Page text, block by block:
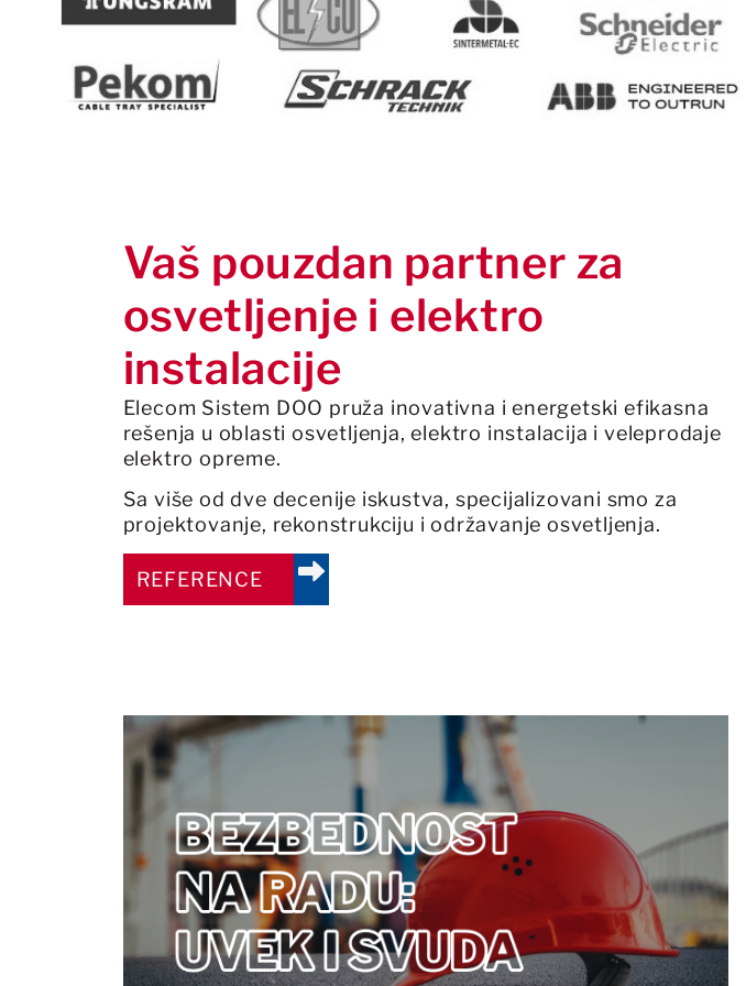
Vaš pouzdan partner za
osvetljenje i elektro
instalacije
Elecom Sistem DOO pruža inovativna i energetski efikasna
rešenja u oblasti osvetljenja, elektro instalacija i veleprodaje
elektro opreme.
Sa više od dve decenije iskustva, specijalizovani smo za
projektovanje, rekonstrukciju i održavanje osvetljenja.
REFERENCE